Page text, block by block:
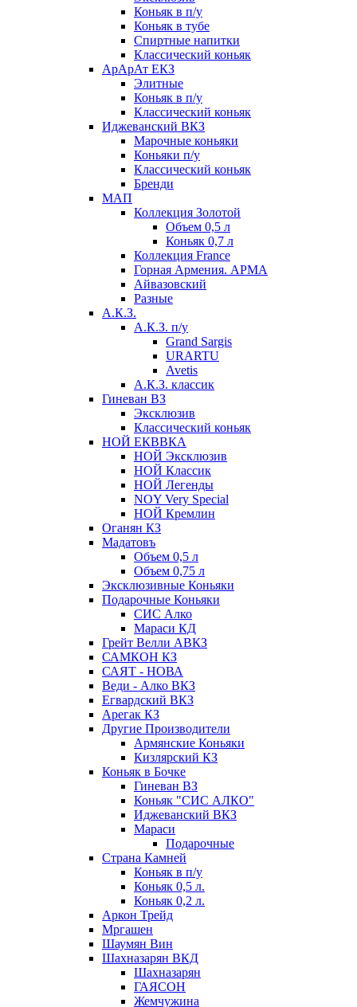
Коньяк в п/у
Коньяк в тубе
Спиртные напитки
Классический коньяк
АрАрАт ЕКЗ
Элитные
Коньяк в п/у
Классический коньяк
Иджеванский ВКЗ
Марочные коньяки
Коньяки п/у
Классический коньяк
Бренди
МАП
Коллекция Золотой
Объем 0,5 л
Коньяк 0,7 л
Коллекция France
Горная Армения. АРМА
Айвазовский
Разные
А.К.З.
А.К.З. п/у
Grand Sargis
URARTU
Avetis
А.К.З. классик
Гиневан ВЗ
Эксклюзив
Классический коньяк
НОЙ ЕКВВКА
НОЙ Эксклюзив
НОЙ Классик
НОЙ Легенды
NOY Very Speсial
НОЙ Кремлин
Оганян КЗ
Мадатовъ
Объем 0,5 л
Объем 0,75 л
Эксклюзивные Коньяки
Подарочные Коньяки
СИС Алко
Мараси КД
Грейт Велли АВКЗ
САМКОН КЗ
САЯТ - НОВА
Веди - Алко ВКЗ
Егвардский ВКЗ
Арегак КЗ
Другие Производители
Армянские Коньяки
Кизлярский КЗ
Коньяк в Бочке
Гиневан ВЗ
Коньяк "СИС АЛКО"
Иджеванский ВКЗ
Мараси
Подарочные
Страна Камней
Коньяк в п/у
Коньяк 0,5 л.
Коньяк 0,2 л.
Аркон Трейд
Мргашен
Шаумян Вин
Шахназарян ВКД
Шахназарян
ГАЯСОН
Жемчужина